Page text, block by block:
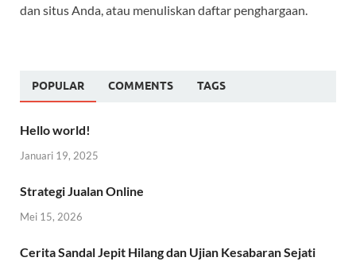
dan situs Anda, atau menuliskan daftar penghargaan.
POPULAR COMMENTS TAGS
Hello world!
Januari 19, 2025
Strategi Jualan Online
Mei 15, 2026
Cerita Sandal Jepit Hilang dan Ujian Kesabaran Sejati